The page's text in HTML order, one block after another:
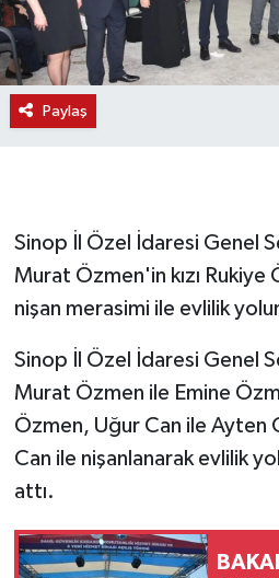
Paylaş
Sinop İl Özel İdaresi Genel
Murat Özmen'in kızı
nişan merasimi ile evlilik
Sinop İl Özel İdaresi Genel
Murat Özmen ile Emine
Özmen, Uğur Can ile Ayten
Can ile nişanlanarak evlilik
attı.